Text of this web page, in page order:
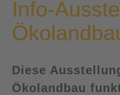
Info-
Diese
Ökolandbau